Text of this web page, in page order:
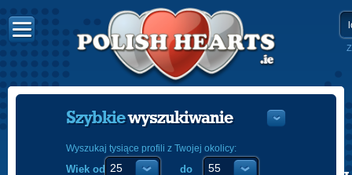
Szybkiewyszukiwanie
Wyszukaj tysiące profili z Twojej okolicy:
Wiek od do